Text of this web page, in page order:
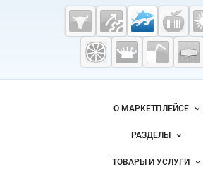
Cсылки на полезные
Fishretail.ru —
рыба,
морепродукты
Важные разделы и
Навигация по сайтуО МАРКЕТПЛЕЙСЕ
Новости Fishretail.ru
Размещение рекламы
РАЗДЕЛЫ
Объявления
ТОВАРЫ И УСЛУГИ